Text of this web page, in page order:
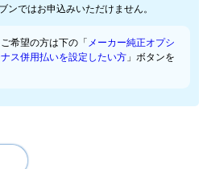
ではお申込みいただけません。
希望の方は下の「 メーカー純正オプシ
ス併用払いを設定したい方 」ボタンを